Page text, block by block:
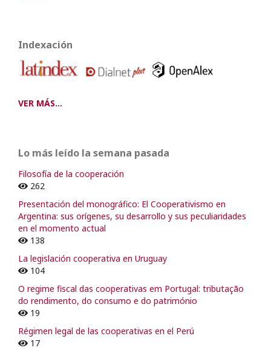
Indexación
VER MÁS...
Lo más leído la semana pasada
Filosofía de la cooperación
262
Presentación del monográfico: El Cooperativismo en
Argentina: sus orígenes, su desarrollo y sus peculiaridades
en el momento actual
138
La legislación cooperativa en Uruguay
104
O regime fiscal das cooperativas em Portugal: tributação
do rendimento, do consumo e do património
19
Régimen legal de las cooperativas en el Perú
17